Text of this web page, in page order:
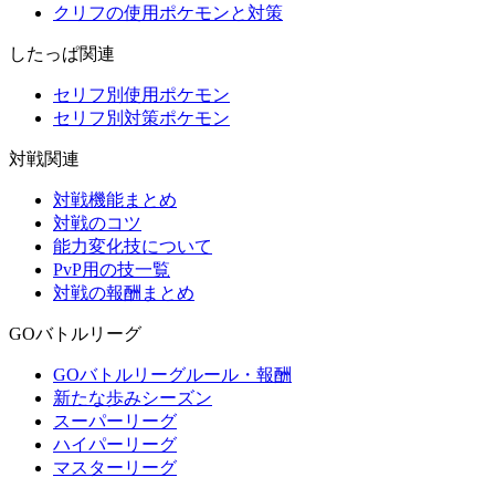
クリフの使用ポケモンと対策
したっぱ関連
セリフ別使用ポケモン
セリフ別対策ポケモン
対戦関連
対戦機能まとめ
対戦のコツ
能力変化技について
PvP用の技一覧
対戦の報酬まとめ
GOバトルリーグ
GOバトルリーグルール・報酬
新たな歩みシーズン
スーパーリーグ
ハイパーリーグ
マスターリーグ